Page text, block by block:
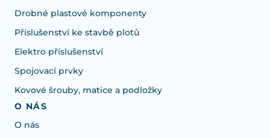
Drobné plastové komponenty
Příslušenství ke stavbě plotů
Elektro příslušenství
Spojovací prvky
Kovové šrouby, matice a podložky
O NÁS
O nás